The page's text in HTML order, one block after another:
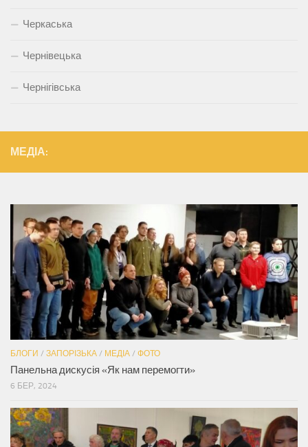
Черкаська
Чернівецька
Чернігівська
МЕДІА:
БЛОГИ / ЗАПОРІЗЬКА / МЕДІА / ФОТО
Панельна дискусія «Як нам перемогти»
6 БЕР, 2024